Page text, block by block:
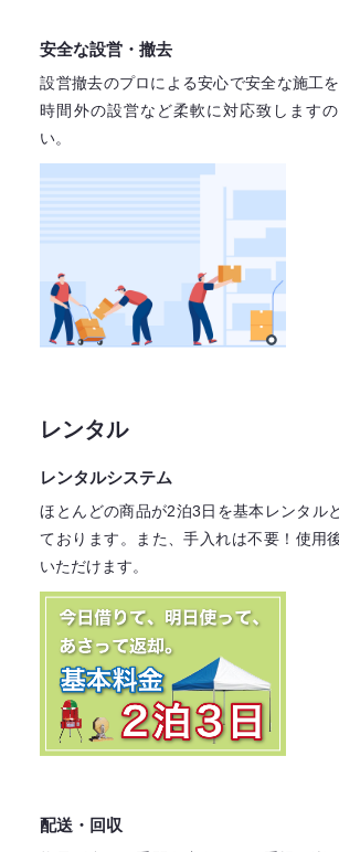
安全な設営・撤去
設営撤去のプロによる安心で安全な施工
時間外の設営など柔軟に対応致します
い。
レンタル
レンタルシステム
ほとんどの商品が2泊3日を基本レンタル
ております。
また、手入れは不要！ 使用
いただけます。
配送・回収